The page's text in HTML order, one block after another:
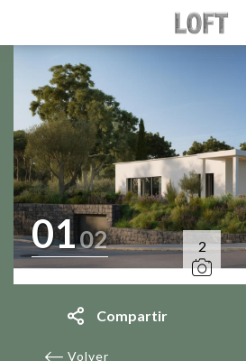
0102 2
Compartir
Volver